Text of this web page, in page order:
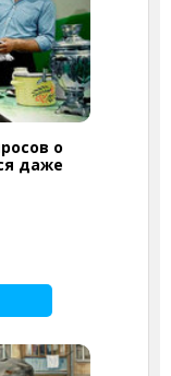
о
даже